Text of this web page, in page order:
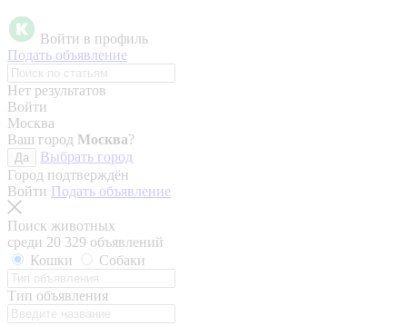
Войти в профиль
Подать объявление
Нет результатов
Войти
Москва
Ваш город Москва?
Да
Выбрать город
Город подтверждён
Войти Подать объявление
Поиск животных
среди 20 329 объявлений
Кошки
Собаки
Тип объявления